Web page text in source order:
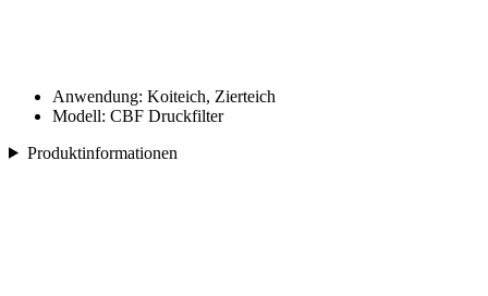
Anwendung: Koiteich, Zierteich
Modell: CBF Druckfilter
Produktinformationen